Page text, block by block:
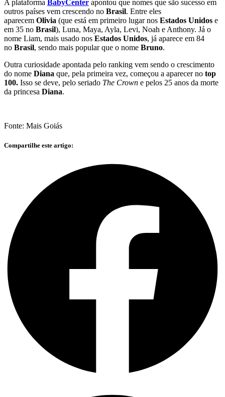
A plataforma BabyCenter apontou que nomes que são sucesso em
outros países vem crescendo no Brasil. Entre eles
aparecem Olivia (que está em primeiro lugar nos Estados Unidos e
em 35 no Brasil), Luna, Maya, Ayla, Levi, Noah e Anthony. Já o
nome Liam, mais usado nos Estados Unidos, já aparece em 84
no Brasil, sendo mais popular que o nome Bruno.
Outra curiosidade apontada pelo ranking vem sendo o crescimento
do nome Diana que, pela primeira vez, começou a aparecer no top
100. Isso se deve, pelo seriado The Crown e pelos 25 anos da morte
da princesa Diana.
Fonte: Mais Goiás
Compartilhe este artigo: